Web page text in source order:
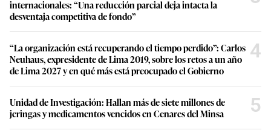
internacionales: “Una reducción parcial deja intacta la
desventaja competitiva de fondo”
“La organización está recuperando el tiempo perdido”: Carlos
Neuhaus, expresidente de Lima 2019, sobre los retos a un año
de Lima 2027 y en qué más está preocupado el Gobierno
4
Unidad de Investigación: Hallan más de siete millones de
jeringas y medicamentos vencidos en Cenares del Minsa
5